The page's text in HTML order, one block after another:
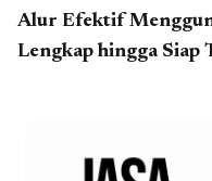
Alur Efektif
Lengkap hingga Siap